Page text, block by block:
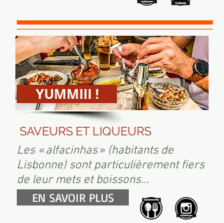
YUMMIII !
SAVEURS ET LIQUEURS
Les « alfacinhas » (habitants de
Lisbonne) sont particulièrement fiers
de leur mets et boissons...
EN SAVOIR PLUS